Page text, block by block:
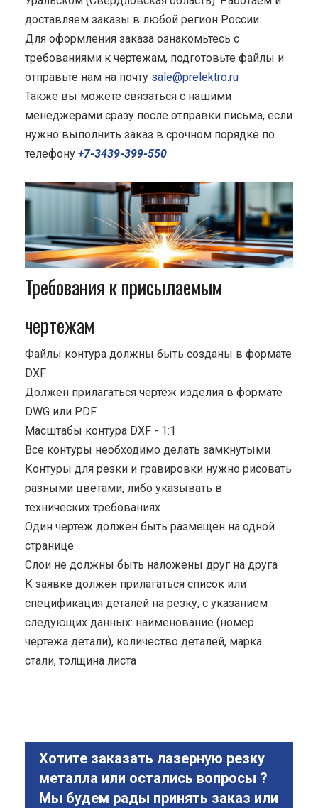
доставляем заказы в любой регион России.
Для оформления заказа ознакомьтесь с
требованиями к чертежам, подготовьте файлы и
отправьте нам на почту sale@prelektro.ru
Также вы можете связаться с нашими
менеджерами сразу после отправки письма, если
нужно выполнить заказ в срочном порядке по
телефону +7-3439-399-550
Требования к присылаемым
чертежам
Файлы контура должны быть созданы в формате
DXF
Должен прилагаться чертёж изделия в формате
DWG или PDF
Масштабы контура DXF - 1:1
Все контуры необходимо делать замкнутыми
Контуры для резки и гравировки нужно рисовать
разными цветами, либо указывать в
технических требованиях
Один чертеж должен быть размещен на одной
странице
Cлои не должны быть наложены друг на друга
К заявке должен прилагаться список или
спецификация деталей на резку, с указанием
следующих данных: наименование (номер
чертежа детали), количество деталей, марка
стали, толщина листа
Хотите заказать лазерную резку
металла или остались вопросы ?
Мы будем рады принять заказ или